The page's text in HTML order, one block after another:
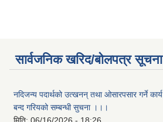
सार्वजनिक खरिद/बोलपत्र सूचना
नदिजन्य पदार्थको उत्खनन् तथा ओसारपसार गर्ने कार्य
बन्द गरियको सम्बन्धी सुचना ।।।
मिति: 06/16/2026 - 18:26